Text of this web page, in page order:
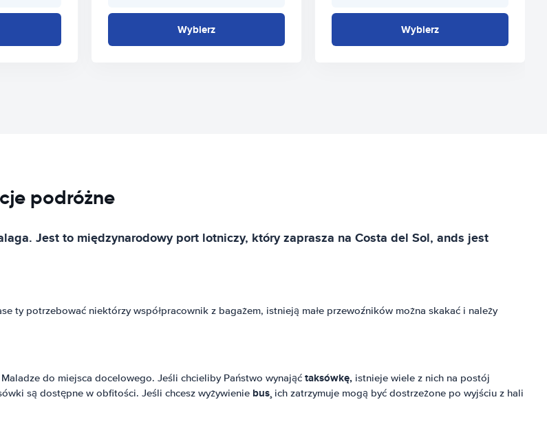
Wybierz Wybierz
podróżne
Jest to międzynarodowy port lotniczy, który zaprasza na Costa del Sol, ands jest
ty potrzebować niektórzy współpracownik z bagażem, istnieją małe przewoźników można skakać i należy
do miejsca docelowego. Jeśli chcieliby Państwo wynająć taksówkę, istnieje wiele z nich na postój
są dostępne w obfitości. Jeśli chcesz wyżywienie bus¸ ich zatrzymuje mogą być dostrzeżone po wyjściu z hali